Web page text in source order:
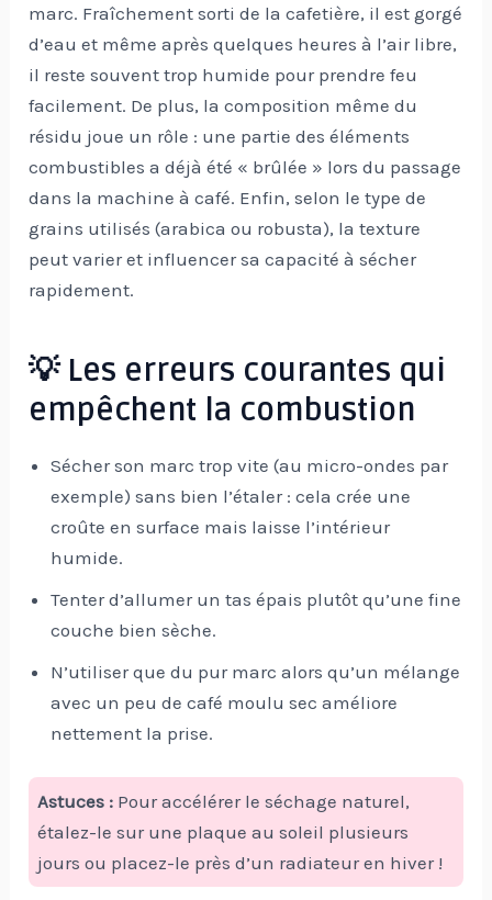
marc. Fraîchement sorti de la cafetière, il est gorgé
d’eau et même après quelques heures à l’air libre,
il reste souvent trop humide pour prendre feu
facilement. De plus, la composition même du
résidu joue un rôle : une partie des éléments
combustibles a déjà été « brûlée » lors du passage
dans la machine à café. Enfin, selon le type de
grains utilisés (arabica ou robusta), la texture
peut varier et influencer sa capacité à sécher
rapidement.
💡 Les erreurs courantes qui
empêchent la combustion
Sécher son marc trop vite (au micro-ondes par
exemple) sans bien l’étaler : cela crée une
croûte en surface mais laisse l’intérieur
humide.
Tenter d’allumer un tas épais plutôt qu’une fine
couche bien sèche.
N’utiliser que du pur marc alors qu’un mélange
avec un peu de café moulu sec améliore
nettement la prise.
Astuces : Pour accélérer le séchage naturel,
étalez-le sur une plaque au soleil plusieurs
jours ou placez-le près d’un radiateur en hiver !